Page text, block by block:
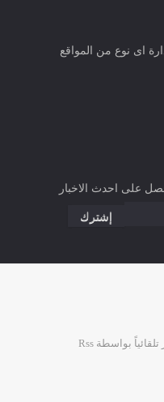
اى نوع من المواقع
على احدث الاخبار